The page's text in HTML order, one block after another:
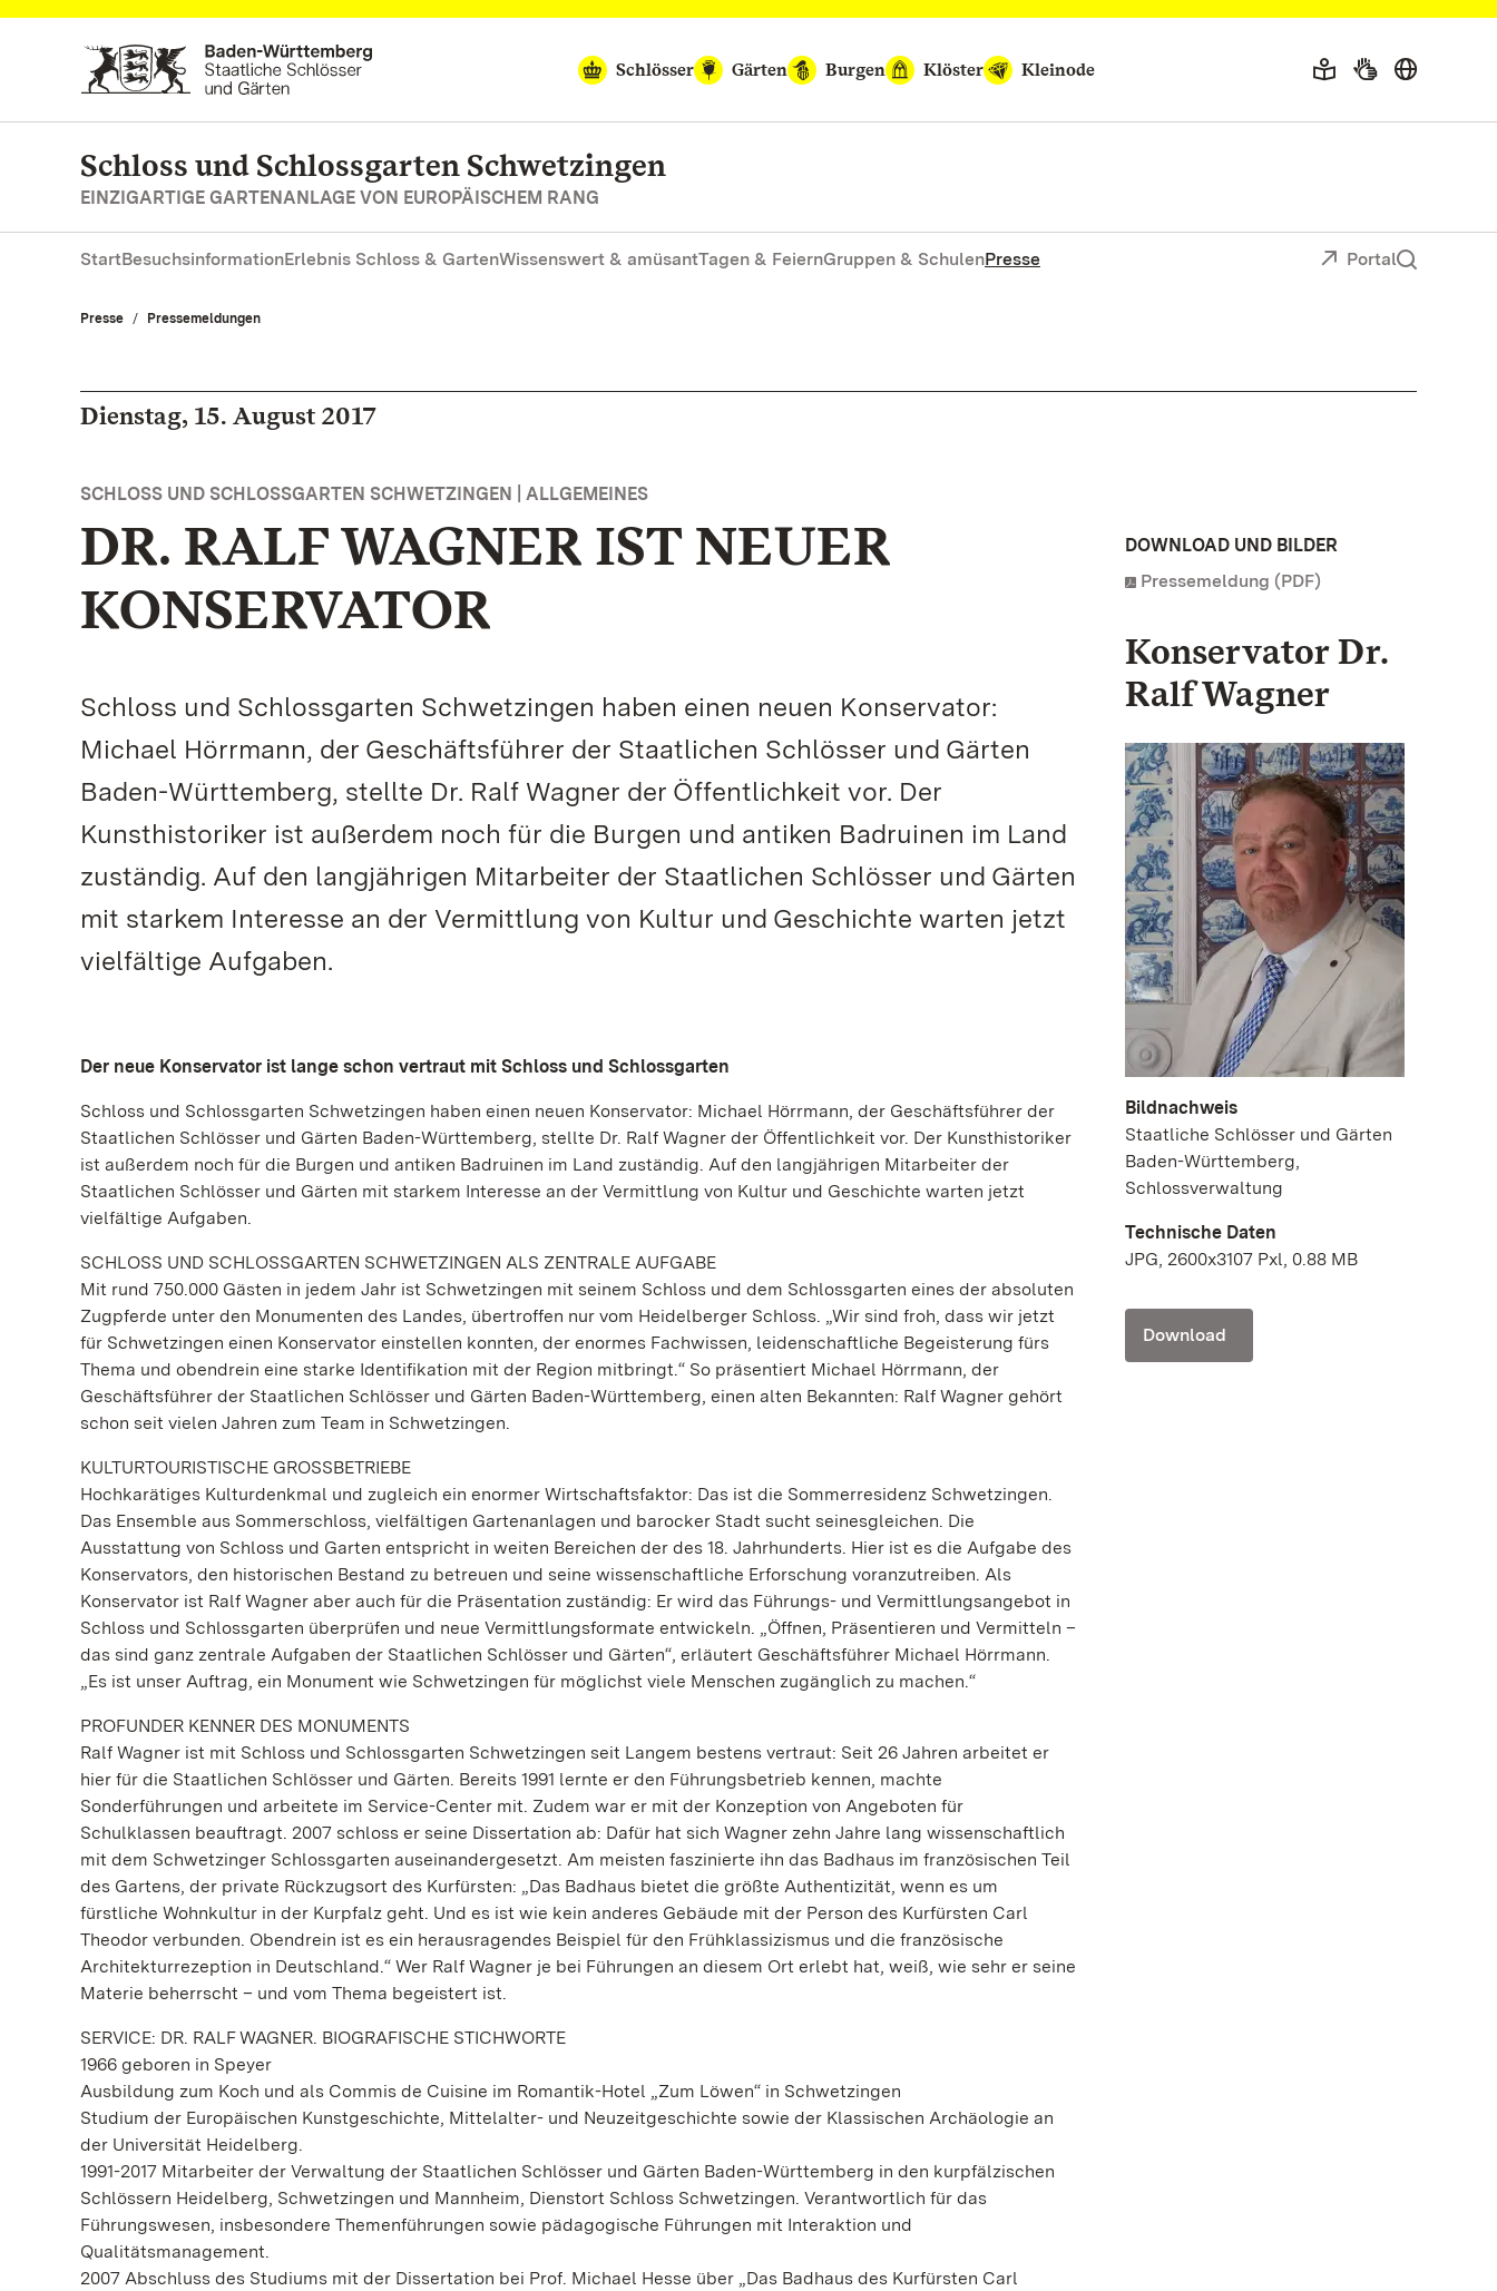
Zum Hauptinhalt springen
Schlösser
Gärten Burgen Klöster Kleinode
Schloss und Schlossgarten Schwetzingen
EINZIGARTIGE GARTENANLAGE VON EUROPÄISCHEM RANG
StartBesuchsinformationErlebnis Schloss & GartenWissenswert & amüsantTagen & FeiernGruppen & SchulenPresse Portal
Presse Pressemeldungen
Dienstag, 15. August 2017
SCHLOSS UND SCHLOSSGARTEN SCHWETZINGEN | ALLGEMEINES
DR. RALF WAGNER IST NEUER
KONSERVATOR
Schloss und Schlossgarten Schwetzingen haben einen neuen Konservator:
Michael Hörrmann, der Geschäftsführer der Staatlichen Schlösser und Gärten
Baden-Württemberg, stellte Dr. Ralf Wagner der Öffentlichkeit vor. Der
Kunsthistoriker ist außerdem noch für die Burgen und antiken Badruinen im Land
zuständig. Auf den langjährigen Mitarbeiter der Staatlichen Schlösser und Gärten
mit starkem Interesse an der Vermittlung von Kultur und Geschichte warten jetzt
vielfältige Aufgaben.
Der neue Konservator ist lange schon vertraut mit Schloss und Schlossgarten
Schloss und Schlossgarten Schwetzingen haben einen neuen Konservator: Michael Hörrmann, der Geschäftsführer der
Staatlichen Schlösser und Gärten Baden-Württemberg, stellte Dr. Ralf Wagner der Öffentlichkeit vor. Der Kunsthistoriker
ist außerdem noch für die Burgen und antiken Badruinen im Land zuständig. Auf den langjährigen Mitarbeiter der
Staatlichen Schlösser und Gärten mit starkem Interesse an der Vermittlung von Kultur und Geschichte warten jetzt
vielfältige Aufgaben.
SCHLOSS UND SCHLOSSGARTEN SCHWETZINGEN ALS ZENTRALE AUFGABE
Mit rund 750.000 Gästen in jedem Jahr ist Schwetzingen mit seinem Schloss und dem Schlossgarten eines der absoluten
Zugpferde unter den Monumenten des Landes, übertroffen nur vom Heidelberger Schloss. „Wir sind froh, dass wir jetzt
für Schwetzingen einen Konservator einstellen konnten, der enormes Fachwissen, leidenschaftliche Begeisterung fürs
Thema und obendrein eine starke Identifikation mit der Region mitbringt.“ So präsentiert Michael Hörrmann, der
Geschäftsführer der Staatlichen Schlösser und Gärten Baden-Württemberg, einen alten Bekannten: Ralf Wagner gehört
schon seit vielen Jahren zum Team in Schwetzingen.
KULTURTOURISTISCHE GROSSBETRIEBE
Hochkarätiges Kulturdenkmal und zugleich ein enormer Wirtschaftsfaktor: Das ist die Sommerresidenz Schwetzingen.
Das Ensemble aus Sommerschloss, vielfältigen Gartenanlagen und barocker Stadt sucht seinesgleichen. Die
Ausstattung von Schloss und Garten entspricht in weiten Bereichen der des 18. Jahrhunderts. Hier ist es die Aufgabe des
Konservators, den historischen Bestand zu betreuen und seine wissenschaftliche Erforschung voranzutreiben. Als
Konservator ist Ralf Wagner aber auch für die Präsentation zuständig: Er wird das Führungs- und Vermittlungsangebot in
Schloss und Schlossgarten überprüfen und neue Vermittlungsformate entwickeln. „Öffnen, Präsentieren und Vermitteln –
das sind ganz zentrale Aufgaben der Staatlichen Schlösser und Gärten“, erläutert Geschäftsführer Michael Hörrmann.
„Es ist unser Auftrag, ein Monument wie Schwetzingen für möglichst viele Menschen zugänglich zu machen.“
PROFUNDER KENNER DES MONUMENTS
Ralf Wagner ist mit Schloss und Schlossgarten Schwetzingen seit Langem bestens vertraut: Seit 26 Jahren arbeitet er
hier für die Staatlichen Schlösser und Gärten. Bereits 1991 lernte er den Führungsbetrieb kennen, machte
Sonderführungen und arbeitete im Service-Center mit. Zudem war er mit der Konzeption von Angeboten für
Schulklassen beauftragt. 2007 schloss er seine Dissertation ab: Dafür hat sich Wagner zehn Jahre lang wissenschaftlich
mit dem Schwetzinger Schlossgarten auseinandergesetzt. Am meisten faszinierte ihn das Badhaus im französischen Teil
des Gartens, der private Rückzugsort des Kurfürsten: „Das Badhaus bietet die größte Authentizität, wenn es um
fürstliche Wohnkultur in der Kurpfalz geht. Und es ist wie kein anderes Gebäude mit der Person des Kurfürsten Carl
Theodor verbunden. Obendrein ist es ein herausragendes Beispiel für den Frühklassizismus und die französische
Architekturrezeption in Deutschland.“ Wer Ralf Wagner je bei Führungen an diesem Ort erlebt hat, weiß, wie sehr er seine
Materie beherrscht – und vom Thema begeistert ist.
SERVICE: DR. RALF WAGNER. BIOGRAFISCHE STICHWORTE
1966 geboren in Speyer
Ausbildung zum Koch und als Commis de Cuisine im Romantik-Hotel „Zum Löwen“ in Schwetzingen
Studium der Europäischen Kunstgeschichte, Mittelalter- und Neuzeitgeschichte sowie der Klassischen Archäologie an
der Universität Heidelberg.
1991-2017 Mitarbeiter der Verwaltung der Staatlichen Schlösser und Gärten Baden-Württemberg in den kurpfälzischen
Schlössern Heidelberg, Schwetzingen und Mannheim, Dienstort Schloss Schwetzingen. Verantwortlich für das
Führungswesen, insbesondere Themenführungen sowie pädagogische Führungen mit Interaktion und
Qualitätsmanagement.
2007 Abschluss des Studiums mit der Dissertation bei Prof. Michael Hesse über „Das Badhaus des Kurfürsten Carl
DOWNLOAD UND BILDER
Pressemeldung (PDF)
Konservator Dr.
Ralf Wagner
Bildnachweis
Staatliche Schlösser und Gärten
Baden-Württemberg,
Schlossverwaltung
Technische Daten
JPG, 2600x3107 Pxl, 0.88 MB
Download